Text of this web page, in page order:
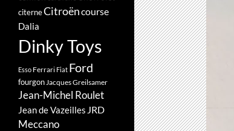
citerneCitroëncourse
Dalia
Dinky Toys
Esso Ferrari Fiat Ford
fourgonJacques Greilsamer
Jean-Michel Roulet
Jean de Vazeilles JRD
Meccano